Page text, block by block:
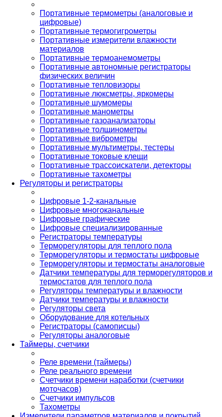
Портативные термометры (аналоговые и
цифровые)
Портативные термогигрометры
Портативные измерители влажности
материалов
Портативные термоанемометры
Портативные автономные регистраторы
физических величин
Портативные тепловизоры
Портативные люксметры, яркомеры
Портативные шумомеры
Портативные манометры
Портативные газоанализаторы
Портативные толщинометры
Портативные виброметры
Портативные мультиметры, тестеры
Портативные токовые клещи
Портативные трассоискатели, детекторы
Портативные тахометры
Регуляторы и регистраторы
Цифровые 1-2-канальные
Цифровые многоканальные
Цифровые графические
Цифровые специализированные
Регистраторы температуры
Терморегуляторы для теплого пола
Терморегуляторы и термостаты цифровые
Терморегуляторы и термостаты аналоговые
Датчики температуры для терморегуляторов и
термостатов для теплого пола
Регуляторы температуры и влажности
Датчики температуры и влажности
Регуляторы света
Оборудование для котельных
Регистраторы (самописцы)
Регуляторы аналоговые
Таймеры, счетчики
Реле времени (таймеры)
Реле реального времени
Счетчики времени наработки (счетчики
моточасов)
Счетчики импульсов
Тахометры